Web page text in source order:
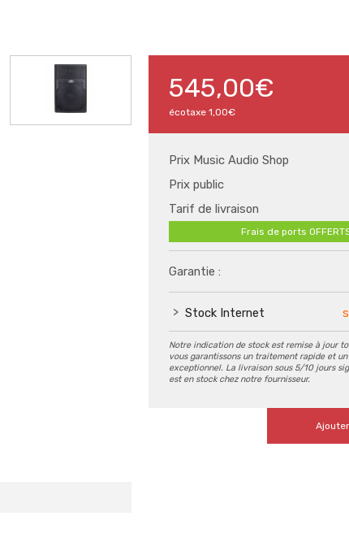
545,00€
écotaxe 1,00€
Prix Music Audio Shop
Prix public
Tarif de livraison
Frais de ports
Garantie :
Stock Internet
Notre indication de stock est remise à jour
vous garantissons un traitement rapide et
exceptionnel. La livraison sous 5/10 jours
est en stock chez notre fournisseur.